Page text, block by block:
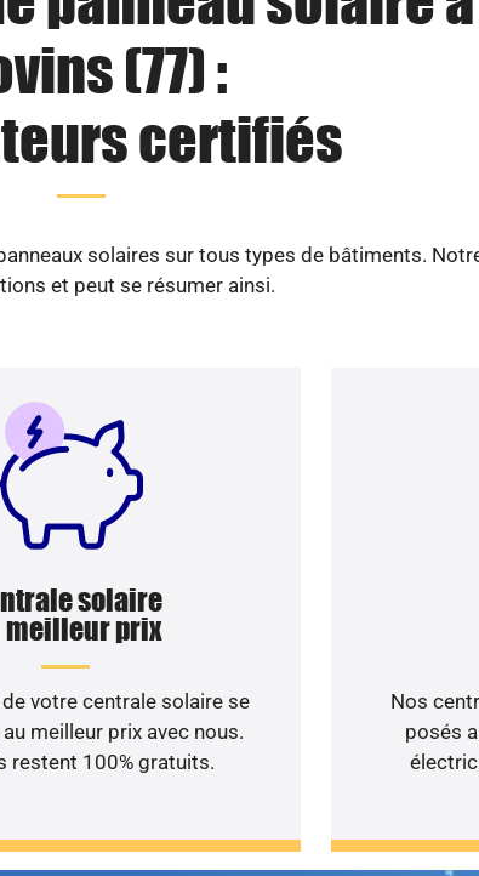
(77) :
certifiés
solaires sur tous types de bâtiments.
et peut se résumer ainsi.
solaire
meilleur prix
de votre centrale solaire se
meilleur prix avec nous.
restent 100% gratuits.
Nos
posés